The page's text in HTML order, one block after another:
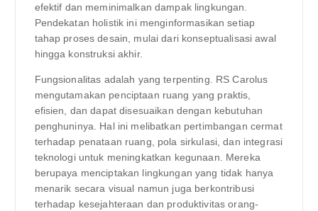
efektif dan meminimalkan dampak lingkungan.
Pendekatan holistik ini menginformasikan setiap
tahap proses desain, mulai dari konseptualisasi awal
hingga konstruksi akhir.
Fungsionalitas adalah yang terpenting. RS Carolus
mengutamakan penciptaan ruang yang praktis,
efisien, dan dapat disesuaikan dengan kebutuhan
penghuninya. Hal ini melibatkan pertimbangan cermat
terhadap penataan ruang, pola sirkulasi, dan integrasi
teknologi untuk meningkatkan kegunaan. Mereka
berupaya menciptakan lingkungan yang tidak hanya
menarik secara visual namun juga berkontribusi
terhadap kesejahteraan dan produktivitas orang-